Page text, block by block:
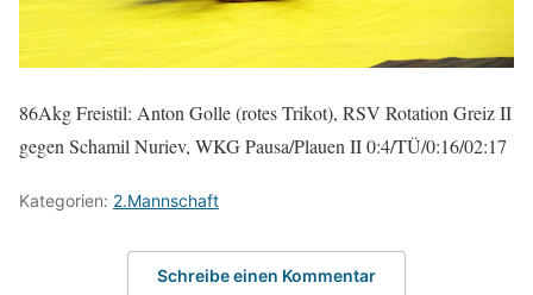
86Akg Freistil: Anton Golle (rotes Trikot), RSV Rotation Greiz II
gegen Schamil Nuriev, WKG Pausa/Plauen II 0:4/TÜ/0:16/02:17
Kategorien: 2.Mannschaft
Schreibe einen Kommentar